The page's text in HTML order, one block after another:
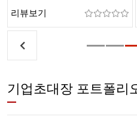
초대장
리뷰보기
기업초대장 포트폴리